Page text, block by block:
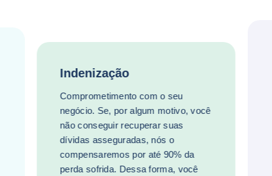
Indenização
Comprometimento com o seu
negócio. Se, por algum motivo, você
não conseguir recuperar suas
dívidas asseguradas, nós o
compensaremos por até 90% da
perda sofrida. Dessa forma, você